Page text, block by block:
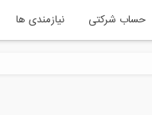
حساب شرکتی نیازمندی ها